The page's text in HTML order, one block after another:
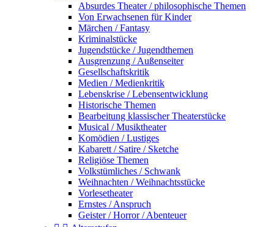
Absurdes Theater / philosophische Themen
Von Erwachsenen für Kinder
Märchen / Fantasy
Kriminalstücke
Jugendstücke / Jugendthemen
Ausgrenzung / Außenseiter
Gesellschaftskritik
Medien / Medienkritik
Lebenskrise / Lebensentwicklung
Historische Themen
Bearbeitung klassischer Theaterstücke
Musical / Musiktheater
Komödien / Lustiges
Kabarett / Satire / Sketche
Religiöse Themen
Volkstümliches / Schwank
Weihnachten / Weihnachtsstücke
Vorlesetheater
Ernstes / Anspruch
Geister / Horror / Abenteuer